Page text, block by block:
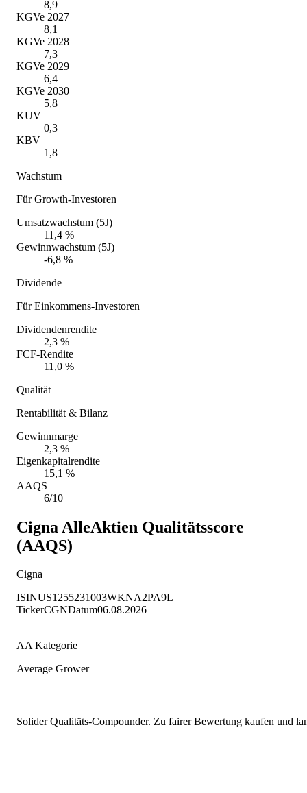
8,9
KGVe 2027
8,1
KGVe 2028
7,3
KGVe 2029
6,4
KGVe 2030
5,8
KUV
0,3
KBV
1,8
Wachstum
Für Growth-Investoren
Umsatzwachstum (5J)
11,4 %
Gewinnwachstum (5J)
-6,8 %
Dividende
Für Einkommens-Investoren
Dividendenrendite
2,3 %
FCF-Rendite
11,0 %
Qualität
Rentabilität & Bilanz
Gewinnmarge
2,3 %
Eigenkapitalrendite
15,1 %
AAQS
6/10
Cigna AlleAktien Qualitätsscore
(AAQS)
Cigna
ISINUS1255231003WKNA2PA9L
TickerCGNDatum06.08.2026
AA Kategorie
Average Grower
Solider Qualitäts-Compounder. Zu fairer Bewertung kaufen und